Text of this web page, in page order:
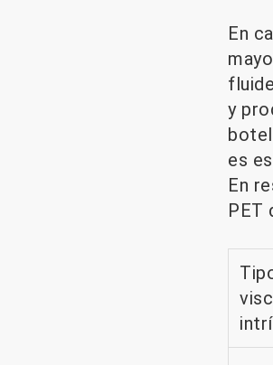
En
y
es
En
PET